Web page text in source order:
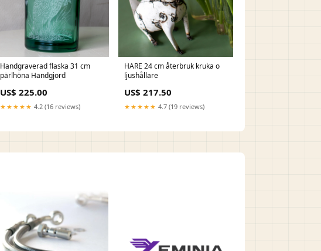
Handgraverad flaska 31 cm
pärlhöna Handgjord
US$ 225.00
★★★★★ 4.2 (16 reviews)
HARE 24 cm återbruk kruka o
ljushållare
US$ 217.50
★★★★★ 4.7 (19 reviews)